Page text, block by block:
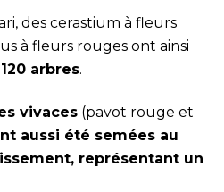
des cerastium à fleurs
à fleurs rouges ont ainsi
arbres.
vivaces (pavot rouge et
aussi été semées au
représentant un